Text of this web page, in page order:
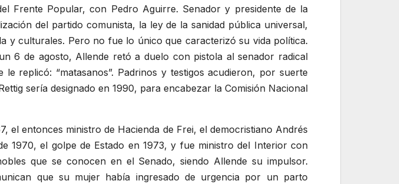
Frente Popular, con Pedro Aguirre. Senador y presidente de la
del partido comunista, la ley de la sanidad pública universal,
y culturales. Pero no fue lo único que caracterizó su vida política.
6 de agosto, Allende retó a duelo con pistola al senador radical
le replicó: matasanos . Padrinos y testigos acudieron, por suerte
sería designado en 1990, para encabezar la Comisión Nacional
el entonces ministro de Hacienda de Frei, el democristiano Andrés
1970, el golpe de Estado en 1973, y fue ministro del Interior con
que se conocen en el Senado, siendo Allende su impulsor.
que su mujer había ingresado de urgencia por un parto